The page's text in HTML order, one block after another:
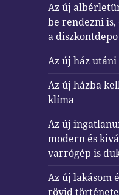
Az új
be rendezni
a diszkontdepo
Az új ház
Az új házba
klíma
Az új
modern és
varrógép is
Az új lakásom
rövid története